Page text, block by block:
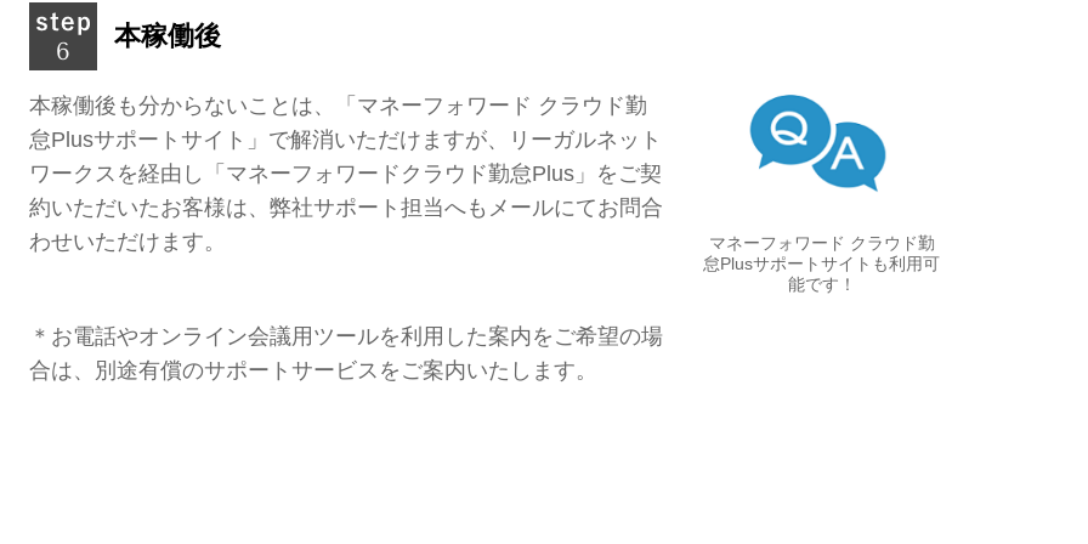
本稼働後
マネーフォワード クラウド勤
怠Plusサポートサイトも利用可
能です！
本稼働後も分からないことは、「マネーフォワード クラウド勤
怠Plusサポートサイト」で解消いただけますが、
リーガルネット
ワークスを経由し「マネーフォワードクラウド勤怠Plus」をご契
約いただいたお客様は、弊社サポート担当へもメールにてお問合
わせいただけます。
＊お電話やオンライン会議用ツールを利用した案内をご希望の場
合は、別途有償のサポートサービスをご案内いたします。